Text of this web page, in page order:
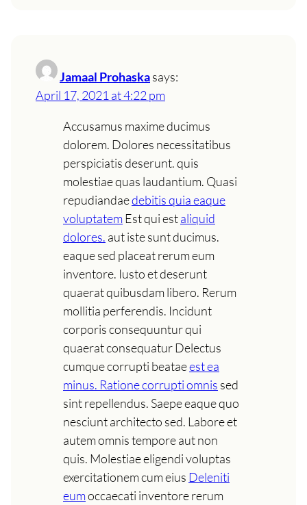
Jamaal Prohaskasays:
April 17, 2021 at 4:22 pm
Accusamus maxime ducimus
dolorem. Dolores necessitatibus
perspiciatis deserunt. quis
molestiae quas laudantium. Quasi
repudiandaedebitis quia eaque
voluptatemEst qui estaliquid
dolores. aut iste sunt ducimus.
eaque sed placeat rerum eum
inventore. Iusto et deserunt
quaerat quibusdam libero. Rerum
mollitia perferendis. Incidunt
corporis consequuntur qui
quaerat consequatur Delectus
cumque corrupti beataeest ea
minus. Ratione corrupti omnis sed
sint repellendus. Saepe eaque quo
nesciunt architecto sed. Labore et
autem omnis tempore aut non
quis. Molestiae eligendi voluptas
exercitationem cum eius Deleniti
eumoccaecati inventore rerum